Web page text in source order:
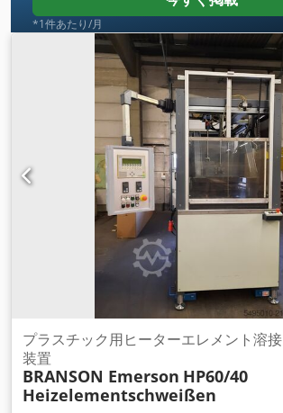
*1件あたり/月
プラスチック用ヒーターエレメント溶接
装置
BRANSON Emerson HP60/40
Heizelementschweißen